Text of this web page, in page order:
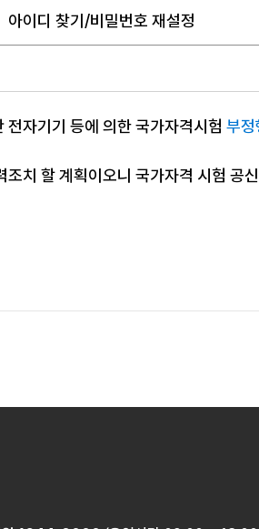
아이디 찾기/비밀번호 재설정
전자기기 등에 의한 국가자격시험 부정
조치 할 계획이오니 국가자격 시험 공